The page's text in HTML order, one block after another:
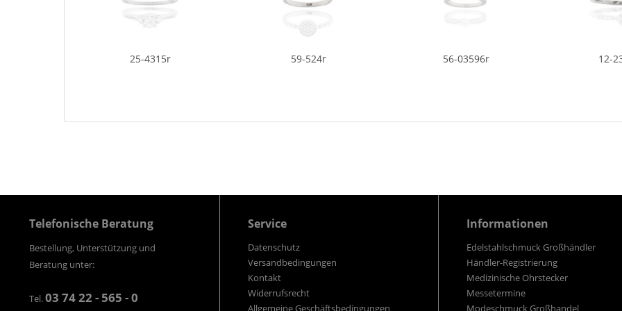
25-4315r 59-524r 56-03596r 12-
Telefonische Beratung
Bestellung, Unterstützung und
Beratung unter:
Tel.03 74 22 - 565 - 0
Service
Datenschutz
Versandbedingungen
Kontakt
Widerrufsrecht
Allgemeine Geschäftsbedingungen
Informationen
Edelstahlschmuck Großhändler
Händler-Registrierung
Medizinische Ohrstecker
Messetermine
Modeschmuck Großhandel